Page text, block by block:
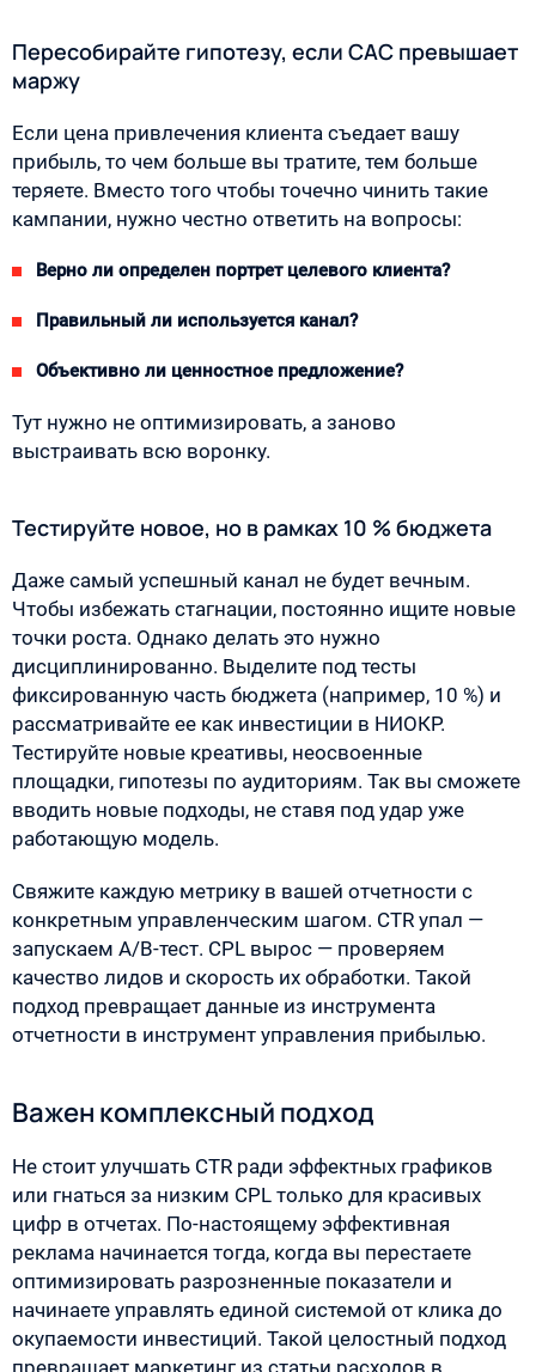
Пересобирайте гипотезу, если CAC превышает
маржу
Если цена привлечения клиента съедает вашу
прибыль, то чем больше вы тратите, тем больше
теряете. Вместо того чтобы точечно чинить такие
кампании, нужно честно ответить на вопросы:
Верно ли определен портрет целевого клиента?
Правильный ли используется канал?
Объективно ли ценностное предложение?
Тут нужно не оптимизировать, а заново
выстраивать всю воронку.
Тестируйте новое, но в рамках 10 % бюджета
Даже самый успешный канал не будет вечным.
Чтобы избежать стагнации, постоянно ищите новые
точки роста. Однако делать это нужно
дисциплинированно. Выделите под тесты
фиксированную часть бюджета (например, 10 %) и
рассматривайте ее как инвестиции в НИОКР.
Тестируйте новые креативы, неосвоенные
площадки, гипотезы по аудиториям. Так вы сможете
вводить новые подходы, не ставя под удар уже
работающую модель.
Свяжите каждую метрику в вашей отчетности с
конкретным управленческим шагом. CTR упал —
запускаем A/B-тест. CPL вырос — проверяем
качество лидов и скорость их обработки. Такой
подход превращает данные из инструмента
отчетности в инструмент управления прибылью.
Важен комплексный подход
Не стоит улучшать CTR ради эффектных графиков
или гнаться за низким CPL только для красивых
цифр в отчетах. По-настоящему эффективная
реклама начинается тогда, когда вы перестаете
оптимизировать разрозненные показатели и
начинаете управлять единой системой от клика до
окупаемости инвестиций. Такой целостный подход